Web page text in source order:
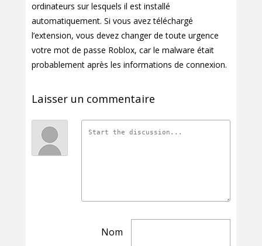
ordinateurs sur lesquels il est installé
automatiquement. Si vous avez téléchargé
l’extension, vous devez changer de toute urgence
votre mot de passe Roblox, car le malware était
probablement après les informations de connexion.
Laisser un commentaire
Nom